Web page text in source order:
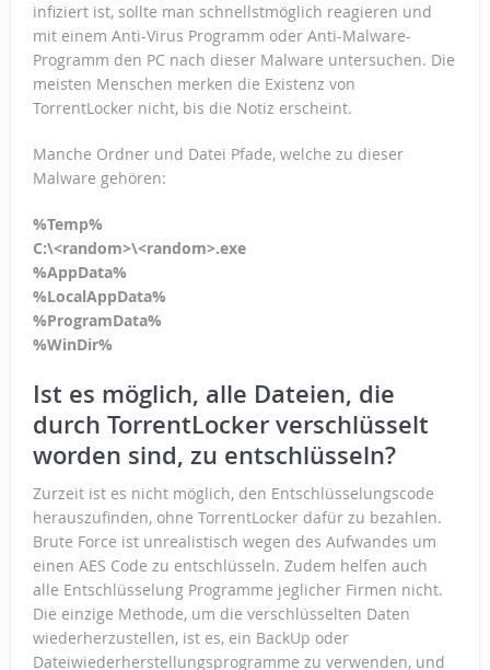
infiziert ist, sollte man schnellstmöglich reagieren und
mit einem Anti-Virus Programm oder Anti-Malware-
Programm den PC nach dieser Malware untersuchen. Die
meisten Menschen merken die Existenz von
TorrentLocker nicht, bis die Notiz erscheint.
Manche Ordner und Datei Pfade, welche zu dieser
Malware gehören:
%Temp%
C:\<random>\<random>.exe
%AppData%
%LocalAppData%
%ProgramData%
%WinDir%
Ist es möglich, alle Dateien, die
durch TorrentLocker verschlüsselt
worden sind, zu entschlüsseln?
Zurzeit ist es nicht möglich, den Entschlüsselungscode
herauszufinden, ohne TorrentLocker dafür zu bezahlen.
Brute Force ist unrealistisch wegen des Aufwandes um
einen AES Code zu entschlüsseln. Zudem helfen auch
alle Entschlüsselung Programme jeglicher Firmen nicht.
Die einzige Methode, um die verschlüsselten Daten
wiederherzustellen, ist es, ein BackUp oder
Dateiwiederherstellungsprogramme zu verwenden, und